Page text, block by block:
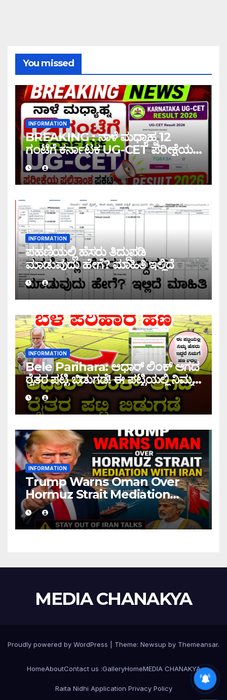
You missed
INFORMATION
BREAKING : ನಾಳೆ ಮಧ್ಯಾಹ್ನ 12
ಗಂಟೆಗೆ ಕರ್ನಾಟಕ UG-CET ಪರೀಕ್ಷೆಯ
ಫಲಿತಾಂಶ ಪ್ರಕಟ |UG-CET Result
2026
INFORMATION
ಪಹಣಿಯಲ್ಲಿ ಹೆಸರು ತಿದ್ದುಪಡಿ
ಮಾಡುವುದು ಹೇಗೆ? ಮಾಹಿತಿ ಇಲ್ಲಿದೆ
INFORMATION
Bele Parihara: ಆಧಾರ್ ಲಿಂಕ್ ಆಗದ
ರೈತರ ಪಟ್ಟಿ ಬಿಡುಗಡೆ! ಈ ಪಟ್ಟಿಯಲ್ಲಿ ನಿಮ್ಮ
ಹೆಸರು ಇದ್ದರೆ ನಿಮಗೆ ಹಣ ಜಮಾ ಆಗಲ್ಲ !
INFORMATION
Trump Warns Oman Over
Hormuz Strait Mediation
With Iran
MEDIA CHANAKYA
Proudly powered by WordPress Theme: Newsup by Themeansar.
HomeAboutContact us :GalleryHomeMEDIA CHANAKYA
Raita Nidhi Application Privacy Policy